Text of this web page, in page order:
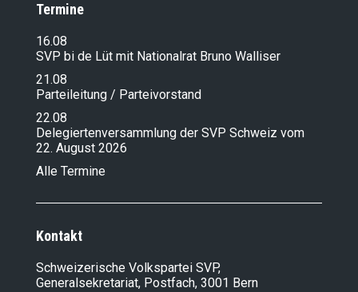
Termine
16.08
SVP bi de Lüt mit Nationalrat Bruno Walliser
21.08
Parteileitung / Parteivorstand
22.08
Delegiertenversammlung der SVP Schweiz vom
22. August 2026
Alle Termine
Kontakt
Schweizerische Volkspartei SVP,
Generalsekretariat, Postfach, 3001 Bern